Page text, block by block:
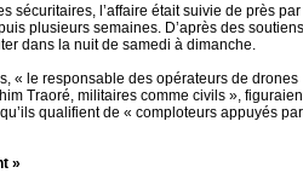
sécuritaires, l’affaire était suivie de près par
plusieurs semaines. D’après des soutiens
dans la nuit de samedi à dimanche.
« le responsable des opérateurs de drones
Traoré, militaires comme civils »,
qualifient de « comploteurs appuyés par
»